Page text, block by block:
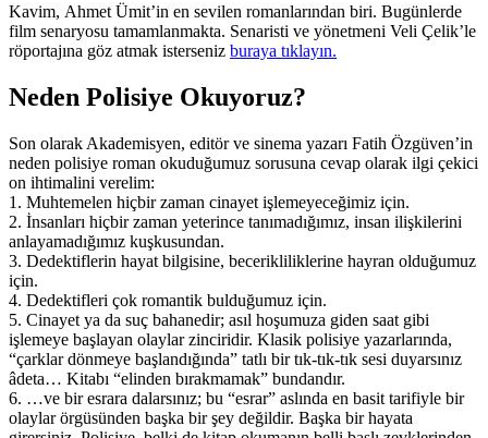
Kavim, Ahmet Ümit’in en sevilen romanlarından biri. Bugünlerde
film senaryosu tamamlanmakta. Senaristi ve yönetmeni Veli Çelik’le
röportajına göz atmak isterseniz buraya tıklayın.
Neden Polisiye Okuyoruz?
Son olarak Akademisyen, editör ve sinema yazarı Fatih Özgüven’in
neden polisiye roman okuduğumuz sorusuna cevap olarak ilgi çekici
on ihtimalini verelim:
1. Muhtemelen hiçbir zaman cinayet işlemeyeceğimiz için.
2. İnsanları hiçbir zaman yeterince tanımadığımız, insan ilişkilerini
anlayamadığımız kuşkusundan.
3. Dedektiflerin hayat bilgisine, becerikliliklerine hayran olduğumuz
için.
4. Dedektifleri çok romantik bulduğumuz için.
5. Cinayet ya da suç bahanedir; asıl hoşumuza giden saat gibi
işlemeye başlayan olaylar zinciridir. Klasik polisiye yazarlarında,
“çarklar dönmeye başlandığında” tatlı bir tık-tık-tık sesi duyarsınız
âdeta… Kitabı “elinden bırakmamak” bundandır.
6. …ve bir esrara dalarsınız; bu “esrar” aslında en basit tarifiyle bir
olaylar örgüsünden başka bir şey değildir. Başka bir hayata